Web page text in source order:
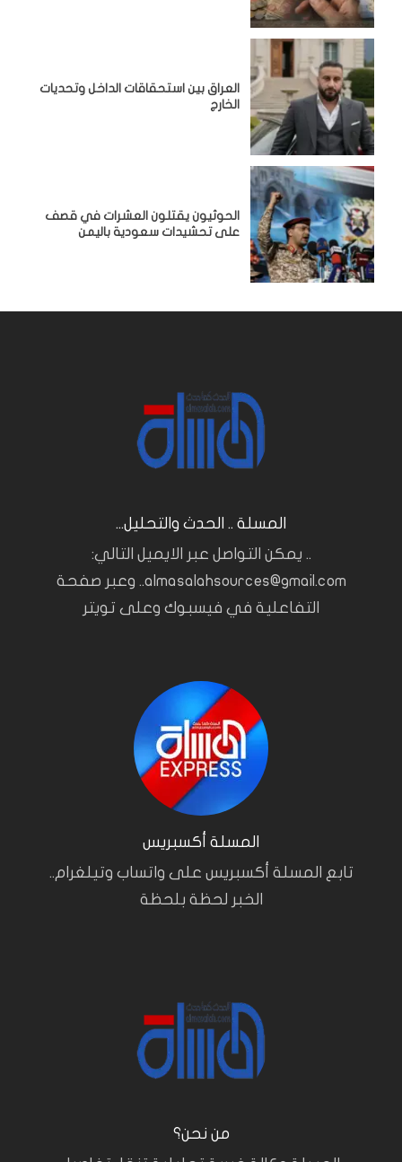
‏العراق بين استحقاقات الداخل وتحديات
الخارج
الحوثيون يقتلون العشرات في قصف
على تحشيدات سعودية باليمن
المسلة .. الحدث والتحليل...
.. يمكن التواصل عبر الايميل التالي:
almasalahsources@gmail.com.. وعبر صفحة
التفاعلية في فيسبوك وعلى تويتر
المسلة أكسبريس
تابع المسلة أكسبريس على واتساب وتيلغرام..
الخبر لحظة بلحظة
من نحن؟